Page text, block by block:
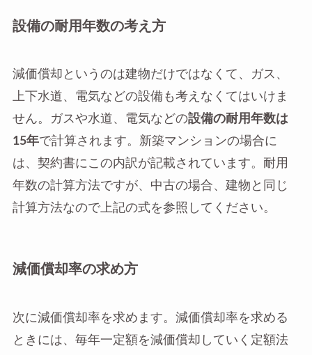
設備の耐用年数の考え方
減価償却というのは建物だけではなくて、ガス、
上下水道、電気などの設備も考えなくてはいけま
せん。ガスや水道、電気などの設備の耐用年数は
15年で計算されます。新築マンションの場合に
は、契約書にこの内訳が記載されています。耐用
年数の計算方法ですが、中古の場合、建物と同じ
計算方法なので上記の式を参照してください。
減価償却率の求め方
次に減価償却率を求めます。減価償却率を求める
ときには、毎年一定額を減価償却していく定額法